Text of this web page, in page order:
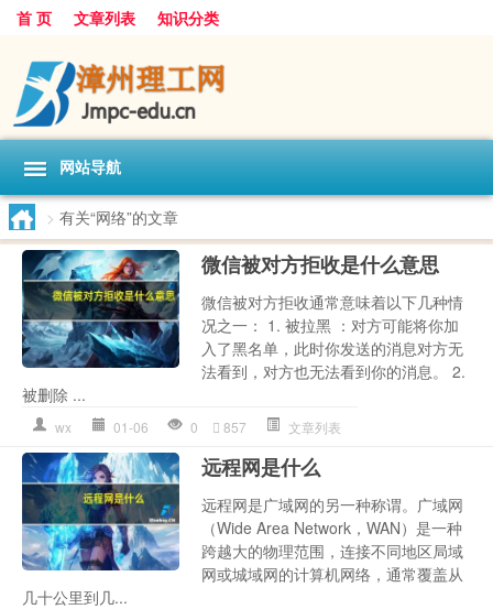
首 页 文章列表 知识分类
网站导航
> 有关“网络”的文章
微信被对方拒收是什么意思
微信被对方拒收通常意味着以下几种情
况之一： 1. 被拉黑 ：对方可能将你加
入了黑名单，此时你发送的消息对方无
法看到，对方也无法看到你的消息。 2.
被删除 ...
wx 01-06 0 857 文章列表
远程网是什么
远程网是广域网的另一种称谓。广域网
（Wide Area Network，WAN）是一种
跨越大的物理范围，连接不同地区局域
网或城域网的计算机网络，通常覆盖从
几十公里到几...